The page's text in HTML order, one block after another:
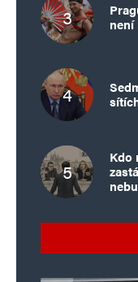
není
Kdo